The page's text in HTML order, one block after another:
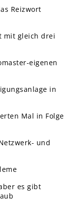
Reizwort
mit gleich drei
eigenen
in
Mal in Folge
und
es gibt